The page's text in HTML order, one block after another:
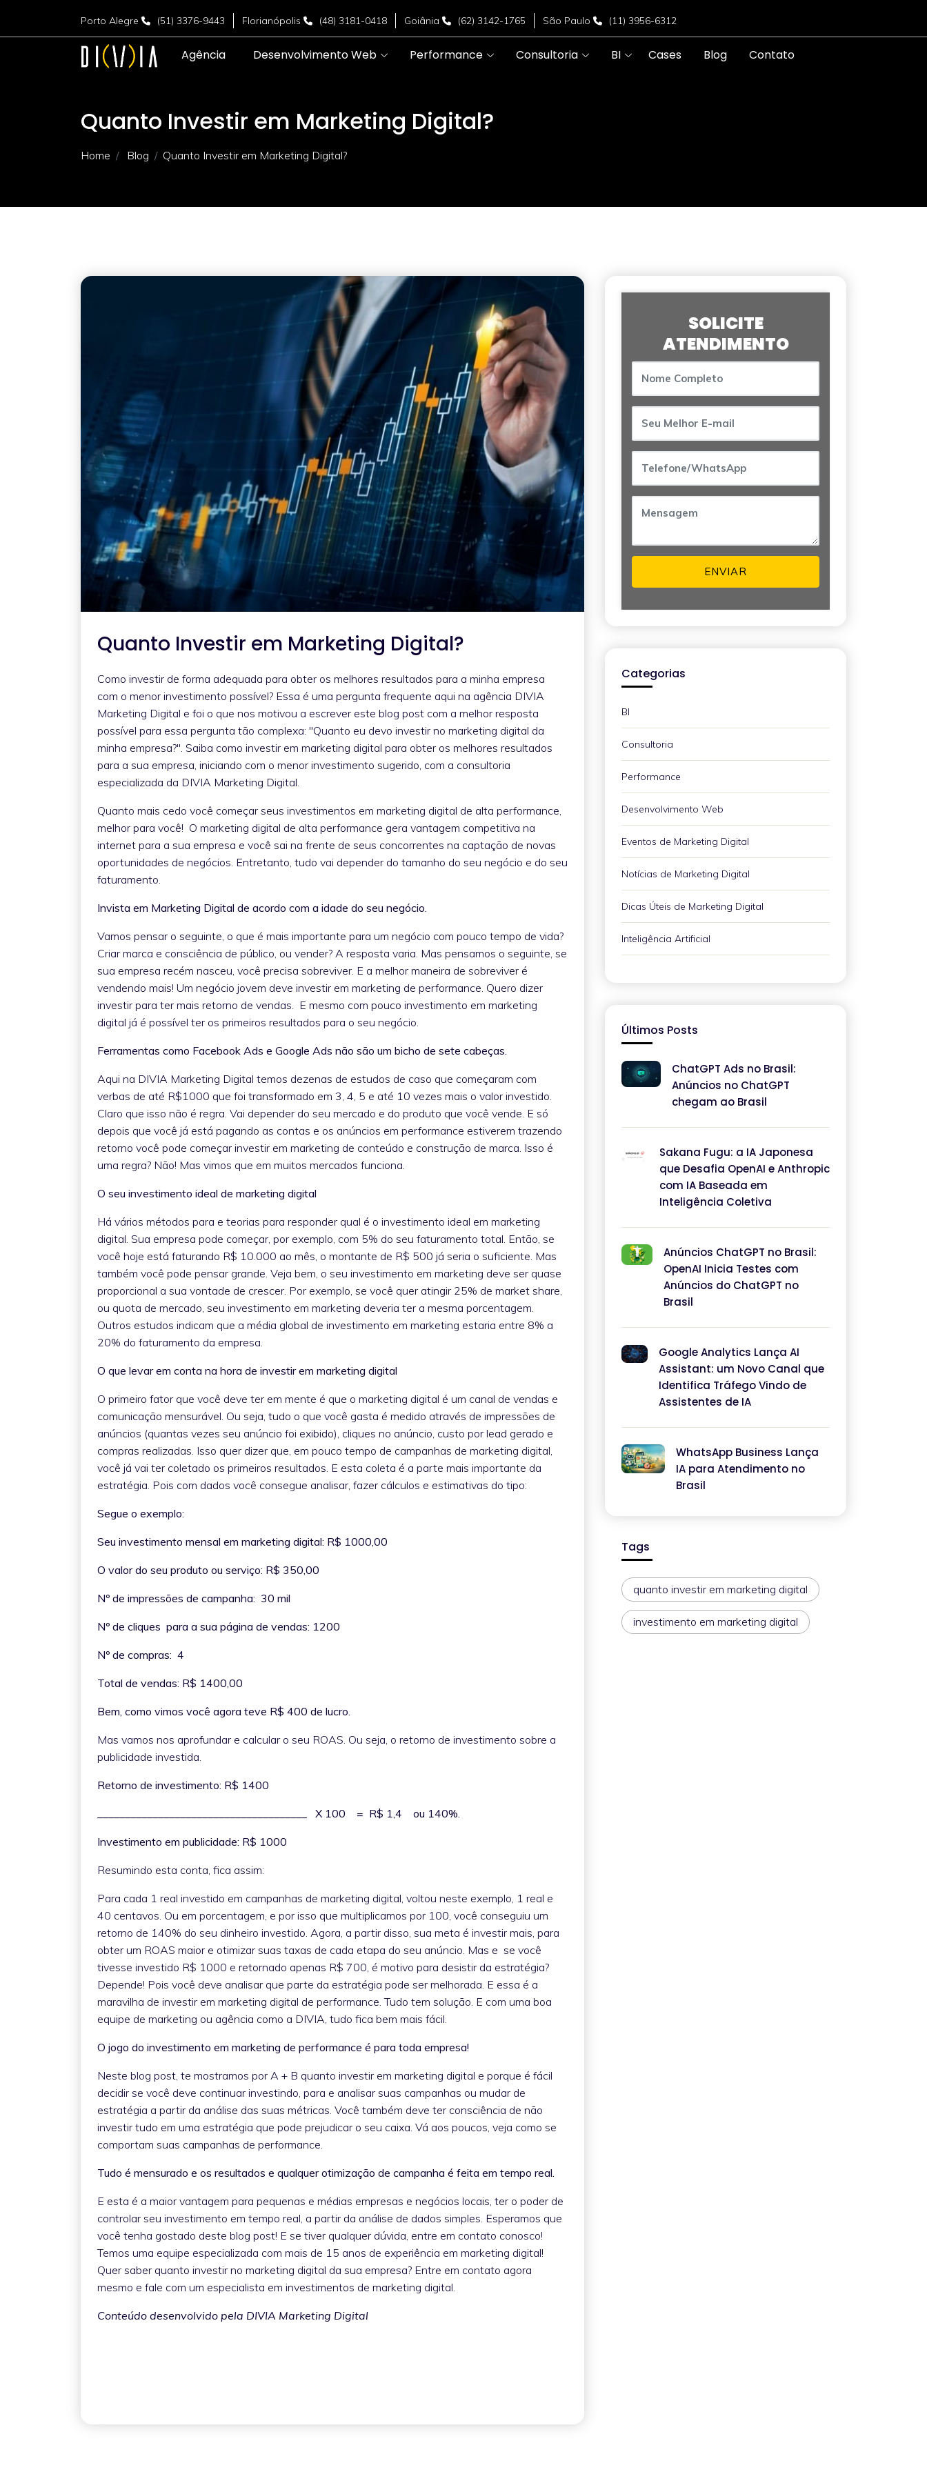
Porto Alegre (51) 3376-9443 Florianópolis (48) 3181-0418 Goiânia (62) 3142-1765 São Paulo (11) 3956-6312
Agência Desenvolvimento Web Performance Consultoria BI Cases Blog Contato
Quanto Investir em Marketing Digital?
Home Blog Quanto Investir em Marketing Digital?
Quanto Investir em Marketing Digital?
Como investir de forma adequada para obter os melhores resultados para a minha empresa
com o menor investimento possível? Essa é uma pergunta frequente aqui na agência DIVIA
Marketing Digital e foi o que nos motivou a escrever este blog post com a melhor resposta
possível para essa pergunta tão complexa: "Quanto eu devo investir no marketing digital da
minha empresa?". Saiba como investir em marketing digital para obter os melhores resultados
para a sua empresa, iniciando com o menor investimento sugerido, com a consultoria
especializada da DIVIA Marketing Digital.
Quanto mais cedo você começar seus investimentos em marketing digital de alta performance,
melhor para você! O marketing digital de alta performance gera vantagem competitiva na
internet para a sua empresa e você sai na frente de seus concorrentes na captação de novas
oportunidades de negócios. Entretanto, tudo vai depender do tamanho do seu negócio e do seu
faturamento.
Invista em Marketing Digital de acordo com a idade do seu negócio.
Vamos pensar o seguinte, o que é mais importante para um negócio com pouco tempo de vida?
Criar marca e consciência de público, ou vender? A resposta varia. Mas pensamos o seguinte, se
sua empresa recém nasceu, você precisa sobreviver. E a melhor maneira de sobreviver é
vendendo mais! Um negócio jovem deve investir em marketing de performance. Quero dizer
investir para ter mais retorno de vendas. E mesmo com pouco investimento em marketing
digital já é possível ter os primeiros resultados para o seu negócio.
Ferramentas como Facebook Ads e Google Ads não são um bicho de sete cabeças.
Aqui na DIVIA Marketing Digital temos dezenas de estudos de caso que começaram com
verbas de até R$1000 que foi transformado em 3, 4, 5 e até 10 vezes mais o valor investido.
Claro que isso não é regra. Vai depender do seu mercado e do produto que você vende. E só
depois que você já está pagando as contas e os anúncios em performance estiverem trazendo
retorno você pode começar investir em marketing de conteúdo e construção de marca. Isso é
uma regra? Não! Mas vimos que em muitos mercados funciona.
O seu investimento ideal de marketing digital
Há vários métodos para e teorias para responder qual é o investimento ideal em marketing
digital. Sua empresa pode começar, por exemplo, com 5% do seu faturamento total. Então, se
você hoje está faturando R$ 10.000 ao mês, o montante de R$ 500 já seria o suficiente. Mas
também você pode pensar grande. Veja bem, o seu investimento em marketing deve ser quase
proporcional a sua vontade de crescer. Por exemplo, se você quer atingir 25% de market share,
ou quota de mercado, seu investimento em marketing deveria ter a mesma porcentagem.
Outros estudos indicam que a média global de investimento em marketing estaria entre 8% a
20% do faturamento da empresa.
O que levar em conta na hora de investir em marketing digital
O primeiro fator que você deve ter em mente é que o marketing digital é um canal de vendas e
comunicação mensurável. Ou seja, tudo o que você gasta é medido através de impressões de
anúncios (quantas vezes seu anúncio foi exibido), cliques no anúncio, custo por lead gerado e
compras realizadas. Isso quer dizer que, em pouco tempo de campanhas de marketing digital,
você já vai ter coletado os primeiros resultados. E esta coleta é a parte mais importante da
estratégia. Pois com dados você consegue analisar, fazer cálculos e estimativas do tipo:
Segue o exemplo:
Seu investimento mensal em marketing digital: R$ 1000,00
O valor do seu produto ou serviço: R$ 350,00
Nº de impressões de campanha: 30 mil
Nº de cliques para a sua página de vendas: 1200
Nº de compras: 4
Total de vendas: R$ 1400,00
Bem, como vimos você agora teve R$ 400 de lucro.
Mas vamos nos aprofundar e calcular o seu ROAS. Ou seja, o retorno de investimento sobre a
publicidade investida.
Retorno de investimento: R$ 1400
______________________________________ X 100 = R$ 1,4 ou 140%.
Investimento em publicidade: R$ 1000
Resumindo esta conta, fica assim:
Para cada 1 real investido em campanhas de marketing digital, voltou neste exemplo, 1 real e
40 centavos. Ou em porcentagem, e por isso que multiplicamos por 100, você conseguiu um
retorno de 140% do seu dinheiro investido. Agora, a partir disso, sua meta é investir mais, para
obter um ROAS maior e otimizar suas taxas de cada etapa do seu anúncio. Mas e se você
tivesse investido R$ 1000 e retornado apenas R$ 700, é motivo para desistir da estratégia?
Depende! Pois você deve analisar que parte da estratégia pode ser melhorada. E essa é a
maravilha de investir em marketing digital de performance. Tudo tem solução. E com uma boa
equipe de marketing ou agência como a DIVIA, tudo fica bem mais fácil.
O jogo do investimento em marketing de performance é para toda empresa!
Neste blog post, te mostramos por A + B quanto investir em marketing digital e porque é fácil
decidir se você deve continuar investindo, para e analisar suas campanhas ou mudar de
estratégia a partir da análise das suas métricas. Você também deve ter consciência de não
investir tudo em uma estratégia que pode prejudicar o seu caixa. Vá aos poucos, veja como se
comportam suas campanhas de performance.
Tudo é mensurado e os resultados e qualquer otimização de campanha é feita em tempo real.
E esta é a maior vantagem para pequenas e médias empresas e negócios locais, ter o poder de
controlar seu investimento em tempo real, a partir da análise de dados simples. Esperamos que
você tenha gostado deste blog post! E se tiver qualquer dúvida, entre em contato conosco!
Temos uma equipe especializada com mais de 15 anos de experiência em marketing digital!
Quer saber quanto investir no marketing digital da sua empresa? Entre em contato agora
mesmo e fale com um especialista em investimentos de marketing digital.
Conteúdo desenvolvido pela DIVIA Marketing Digital
SOLICITE
ATENDIMENTO
ENVIAR
Categorias
BI
Consultoria
Performance
Desenvolvimento Web
Eventos de Marketing Digital
Notícias de Marketing Digital
Dicas Úteis de Marketing Digital
Inteligência Artificial
Últimos Posts
ChatGPT Ads no Brasil:
Anúncios no ChatGPT
chegam ao Brasil
Sakana Fugu: a IA Japonesa
que Desafia OpenAI e Anthropic
com IA Baseada em
Inteligência Coletiva
Anúncios ChatGPT no Brasil:
OpenAI Inicia Testes com
Anúncios do ChatGPT no
Brasil
Google Analytics Lança AI
Assistant: um Novo Canal que
Identifica Tráfego Vindo de
Assistentes de IA
WhatsApp Business Lança
IA para Atendimento no
Brasil
Tags
quanto investir em marketing digital
investimento em marketing digital